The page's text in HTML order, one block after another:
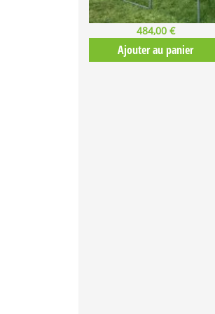
484,00 €
Ajouter au panier